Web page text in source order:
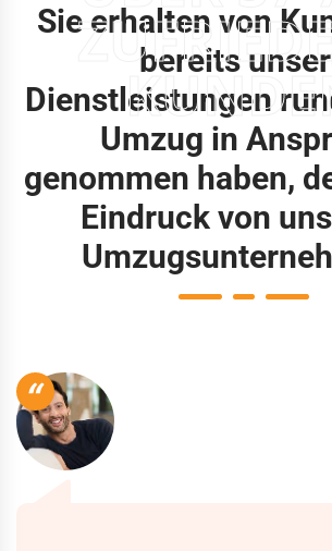
Sie erhalten von
bereits
Dienstleistungen
Umzug in
genommen haben,
Eindruck von
“